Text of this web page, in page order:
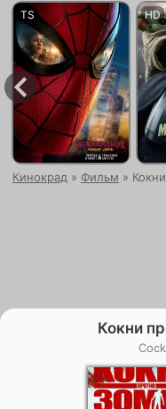
Кинокрад » Фильм »
Кокни